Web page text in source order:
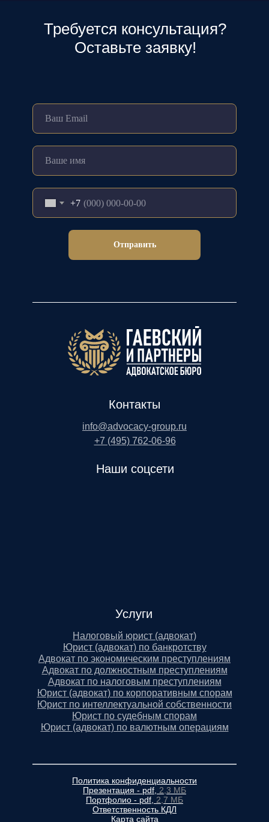
Требуется консультация?
Оставьте заявку!
+7
Отправить
Наши соцсети
Налоговый юрист (адвокат)
Юрист (адвокат) по банкротству
Адвокат по экономическим преступлениям
Адвокат по должностным преступлениям
Адвокат по налоговым преступлениям
Юрист (адвокат) по корпоративным спорам
Юрист по интеллектуальной собственности
Юрист по судебным спорам
Юрист (адвокат) по валютным операциям
Услуги
Контакты
info@advocacy-group.ru
+7 (495) 762-06-96
Политика конфиденциальности
Презентация - pdf, 2,3 МБ
Портфолио - pdf, 2,7 МБ
Ответственность КДЛ
Карта сайта